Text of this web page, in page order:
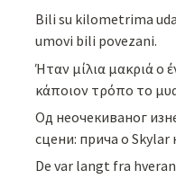
Bili su kilometrima
umovi bili povezani.
Ήταν μίλια μακριά ο
κάποιον τρόπο το
Од неочекиваног
сцени: прича о Skylar
De var langt fra